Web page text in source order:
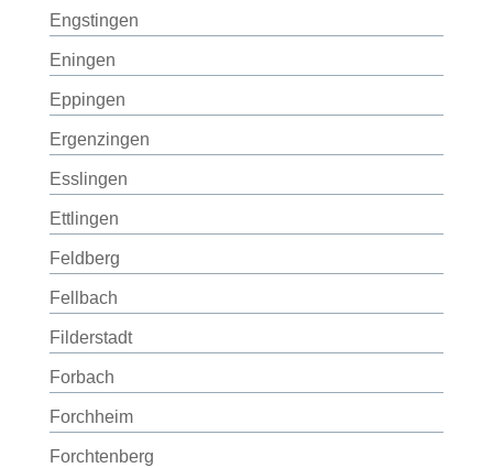
Engstingen
Eningen
Eppingen
Ergenzingen
Esslingen
Ettlingen
Feldberg
Fellbach
Filderstadt
Forbach
Forchheim
Forchtenberg